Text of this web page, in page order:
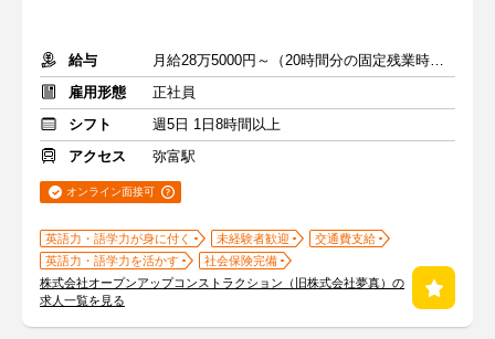
給与
月給28万5000円～（20時間分の固定残業時間代を含む）
雇用形態
正社員
シフト
週5日 1日8時間以上
アクセス
弥富駅
オンライン面接可
英語力・語学力が身に付く 未経験者歓迎
交通費支給
英語力・語学力を活かす
社会保険完備
株式会社オープンアップコンストラクション（旧株式会社夢真）の
求人一覧を見る